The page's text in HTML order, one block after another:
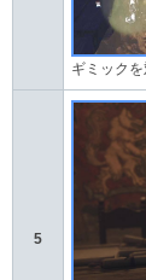
ギミック
5